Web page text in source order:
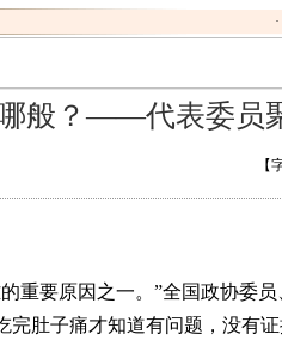
般？——代表委员
【
重要原因之一。”全国政协委
肚子痛才知道有问题，没有证